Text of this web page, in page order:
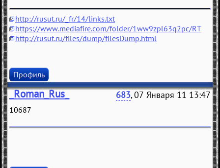
http://rusut.ru/_fr/14/links.txt
https://www.mediafire.com/folder/1ww9zpl63q2pc/RT
http://rusut.ru/files/dump/filesDump.html
Профиль
_Roman_Rus_ 683, 07 Января 11 13:47
10687